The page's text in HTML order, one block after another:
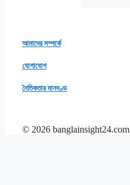
আমাদের সম্পর্কে
যোগাযোগ
নৈতিকতার মানদণ্ড
© 2026 banglainsight24.com